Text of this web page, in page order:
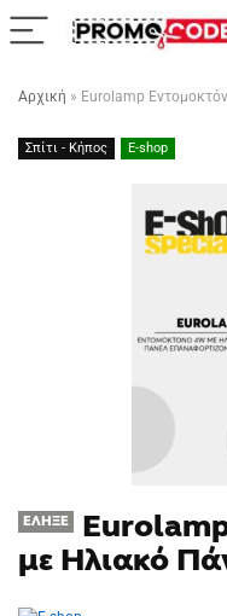
Αρχική » Eurolamp
Σπίτι - Κήπος E-shop
ΈΛΗΞΕ
με Ηλιακό